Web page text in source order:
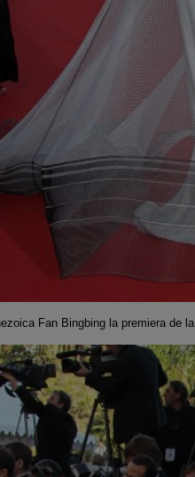
Fan Bingbing la premiera de la